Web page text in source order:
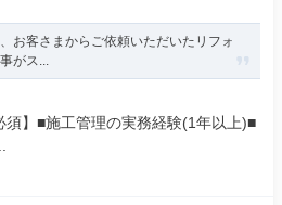
お客さまからご依頼いただいたリフォ
がス...
須】■施工管理の実務経験(1年以上)■